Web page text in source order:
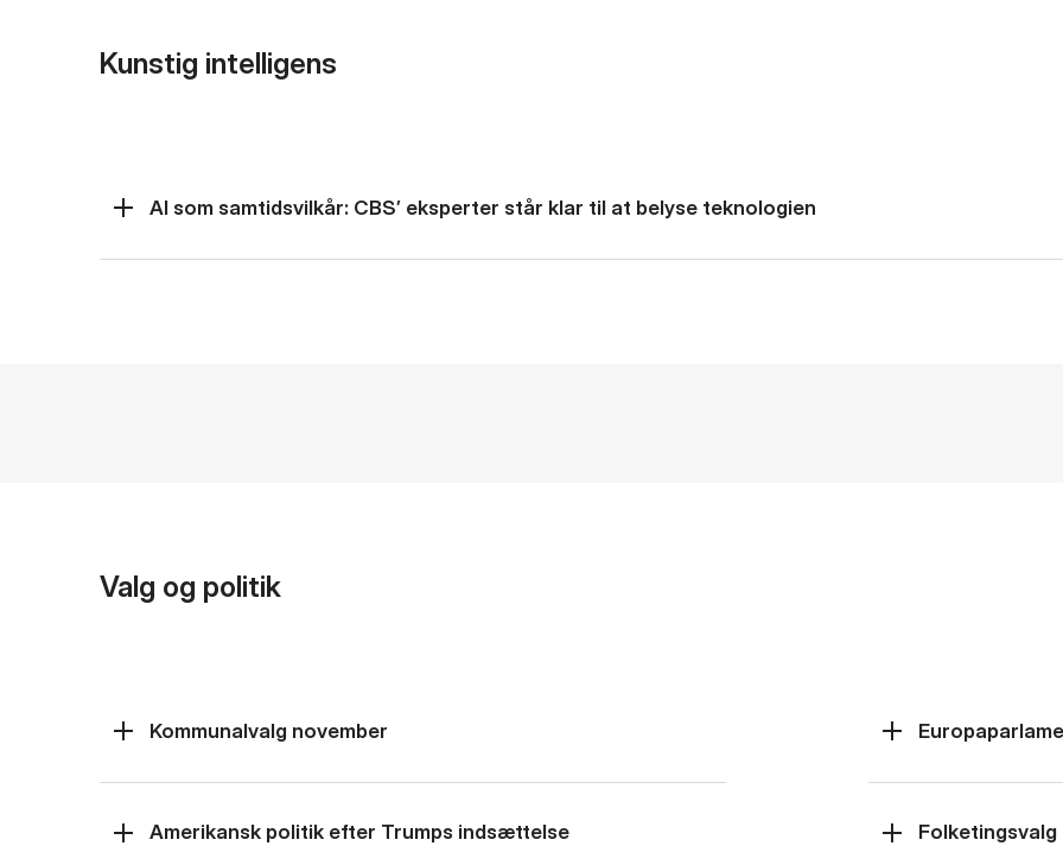
Kunstig intelligens
AI som samtidsvilkår: CBS’ eksperter står klar til at belyse teknologien
Valg og politik
Kommunalvalg november
Amerikansk politik efter Trumps indsættelse Folketingsvalg